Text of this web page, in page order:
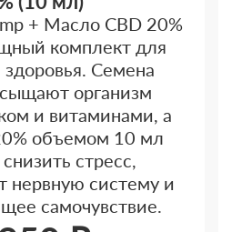
+ Масло CBD 20%
комплект для
Семена
организм
и витаминами, а
объемом 10 мл
стресс,
нервную систему и
самочувствие.